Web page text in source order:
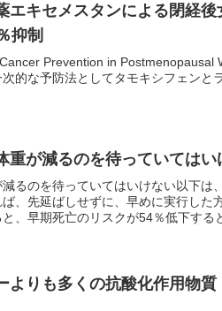
エキセメスタンによる閉経
抑制
Prevention in Postmenopausal
的な予防法としてタモキシフェンと
重が減るのを待っていてはい
るのを待っていてはいけない以下は
、先延ばしせずに、早めに実行した
、早期死亡のリスクが54％低下する
よりも多くの抗酸化作用物